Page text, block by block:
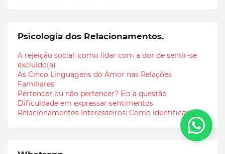
Psicologia dos Relacionamentos.
A rejeição social: como lidar com a dor de sentir-se
excluído(a)
As Cinco Linguagens do Amor nas Relações
Familiares
Pertencer ou não pertencer? Eis a questão
Dificuldade em expressar sentimentos
Relacionamentos Interesseiros: Como identificar.